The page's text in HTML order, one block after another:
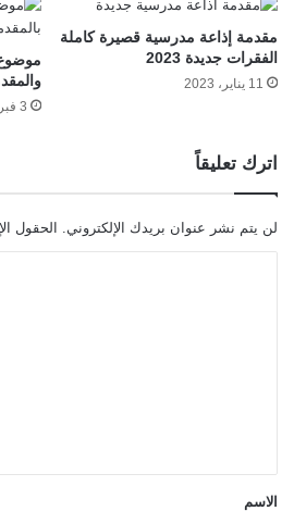
مقدمة إذاعة مدرسية قصيرة كاملة
الفقرات جديدة 2023
11 يناير، 2023
موضوع
3 فبراير، 2024
اترك تعليقاً
لن يتم نشر عنوان بريدك الإلكتروني. الحقول
*الاسم